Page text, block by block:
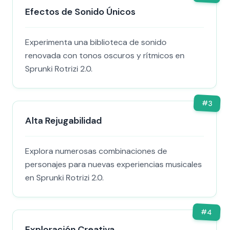
Efectos de Sonido Únicos
Experimenta una biblioteca de sonido
renovada con tonos oscuros y rítmicos en
Sprunki Rotrizi 2.0.
#3
Alta Rejugabilidad
Explora numerosas combinaciones de
personajes para nuevas experiencias musicales
en Sprunki Rotrizi 2.0.
#4